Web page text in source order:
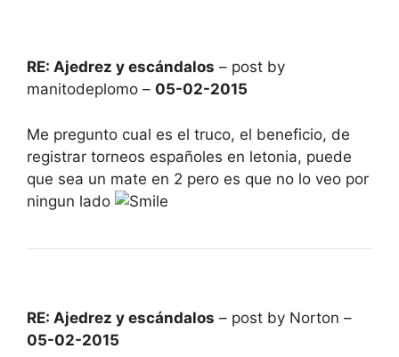
RE: Ajedrez y escándalos – post by
manitodeplomo – 05-02-2015
Me pregunto cual es el truco, el beneficio, de
registrar torneos españoles en letonia, puede
que sea un mate en 2 pero es que no lo veo por
ningun lado
RE: Ajedrez y escándalos – post by Norton –
05-02-2015